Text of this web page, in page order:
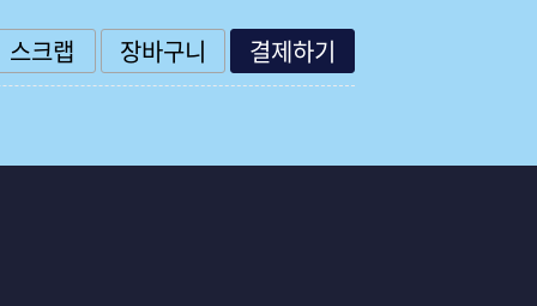
스크랩 장바구니 결제하기